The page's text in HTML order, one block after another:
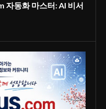
자동화 마스터: AI 비서